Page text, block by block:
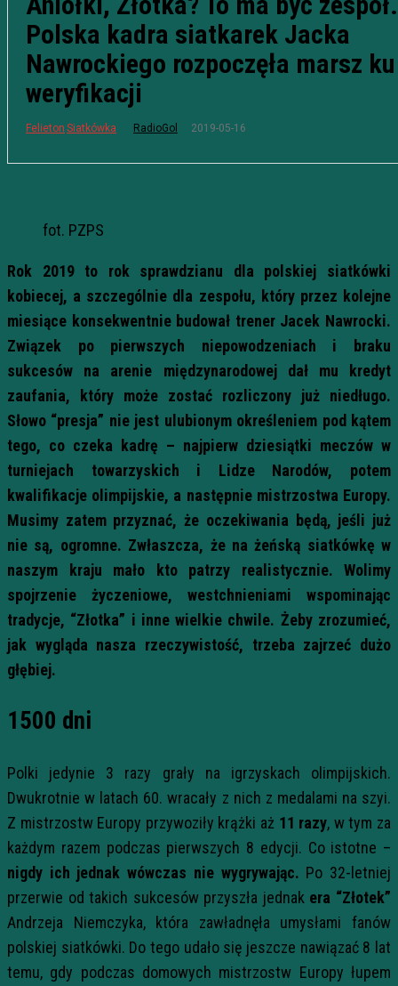
Polska kadra siatkarek Jacka
Nawrockiego rozpoczęła marsz ku
weryfikacji
Felieton Siatkówka RadioGol 2019-05-16
fot. PZPS
Rok 2019 to rok sprawdzianu dla polskiej siatkówki
kobiecej, a szczególnie dla zespołu, który przez kolejne
miesiące konsekwentnie budował trener Jacek Nawrocki.
Związek po pierwszych niepowodzeniach i braku
sukcesów na arenie międzynarodowej dał mu kredyt
zaufania, który może zostać rozliczony już niedługo.
Słowo “presja” nie jest ulubionym określeniem pod kątem
tego, co czeka kadrę – najpierw dziesiątki meczów w
turniejach towarzyskich i Lidze Narodów, potem
kwalifikacje olimpijskie, a następnie mistrzostwa Europy.
Musimy zatem przyznać, że oczekiwania będą, jeśli już
nie są, ogromne. Zwłaszcza, że na żeńską siatkówkę w
naszym kraju mało kto patrzy realistycznie. Wolimy
spojrzenie życzeniowe, westchnieniami wspominając
tradycje, “Złotka” i inne wielkie chwile. Żeby zrozumieć,
jak wygląda nasza rzeczywistość, trzeba zajrzeć dużo
głębiej.
1500 dni
Polki jedynie 3 razy grały na igrzyskach olimpijskich.
Dwukrotnie w latach 60. wracały z nich z medalami na szyi.
Z mistrzostw Europy przywoziły krążki aż 11 razy, w tym za
każdym razem podczas pierwszych 8 edycji. Co istotne –
nigdy ich jednak wówczas nie wygrywając. Po 32-letniej
przerwie od takich sukcesów przyszła jednak era “Złotek”
Andrzeja Niemczyka, która zawładnęła umysłami fanów
polskiej siatkówki. Do tego udało się jeszcze nawiązać 8 lat
temu, gdy podczas domowych mistrzostw Europy łupem